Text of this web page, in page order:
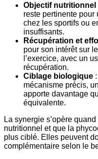
Objectif nutritionnel
reste pertinente pour
chez les sportifs ou
insuffisants.
Récupération et
pour son intérêt sur
l’exercice, avec un
récupération.
Ciblage biologique
mécanisme précis,
apporte davantage
équivalente.
La synergie s’opère
nutritionnel et que la
plus ciblé. Elles peuvent
complémentaire selon le